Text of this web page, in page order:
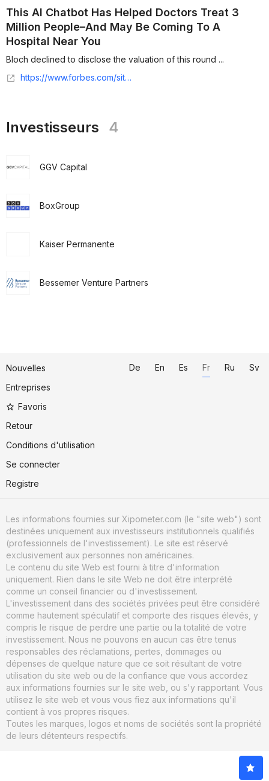
This AI Chatbot Has Helped Doctors Treat 3
Million People–And May Be Coming To A
Hospital Near You
Bloch declined to disclose the valuation of this round ...
https://www.forbes.com/sites/katiejennings/2023/07/17/this-ai-chatbot-has-helped-doctors-treat-3-million-people/?sh=3ecc8e594cea
Investisseurs 4
GGV Capital
BoxGroup
Kaiser Permanente
Bessemer Venture Partners
Nouvelles
Entreprises
Favoris
Retour
Conditions d'utilisation
Se connecter
Registre
© 2026. xIPOmeter. Tous droits réservés.
De En Es Fr Ru Sv
Les informations fournies sur Xipometer.com (le "site web") sont
destinées uniquement aux investisseurs institutionnels qualifiés
(professionnels de l'investissement). Le site est réservé
exclusivement aux personnes non américaines.
Le contenu du site Web est fourni à titre d'information
uniquement. Rien dans le site Web ne doit être interprété
comme un conseil financier ou d'investissement.
L'investissement dans des sociétés privées peut être considéré
comme hautement spéculatif et comporte des risques élevés, y
compris le risque de perdre une partie ou la totalité de votre
investissement. Nous ne pouvons en aucun cas être tenus
responsables des réclamations, pertes, dommages ou
dépenses de quelque nature que ce soit résultant de votre
utilisation du site web ou de la confiance que vous accordez
aux informations fournies sur le site web, ou s'y rapportant. Vous
utilisez le site web et vous vous fiez aux informations qu'il
contient à vos propres risques.
Toutes les marques, logos et noms de sociétés sont la propriété
de leurs détenteurs respectifs.